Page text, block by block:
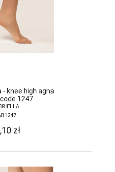
- knee high agna
1247
zł